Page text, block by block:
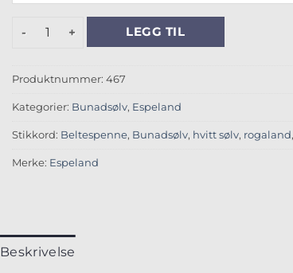
Rogaland beltespenne S/L antall
LEGG TIL
Produktnummer: 467
Kategorier: Bunadsølv, Espeland
Stikkord: Beltespenne, Bunadsølv, hvitt sølv, rogaland,
Merke: Espeland
Beskrivelse